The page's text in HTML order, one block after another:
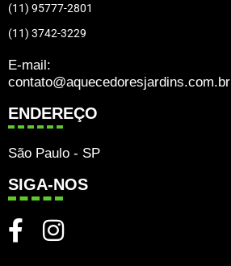
(11) 95777-2801
(11) 3742-3229
E-mail:
contato@aquecedoresjardins.com.br
ENDEREÇO
São Paulo - SP
SIGA-NOS